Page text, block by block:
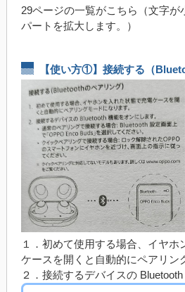
29ページの一覧がこちら（文字が
パートを拡大します。）
【使い方①】接続する（
１．初めて使用する場合、イヤホ
ケースを開くと自動的にペアリン
２．接続するデバイスの